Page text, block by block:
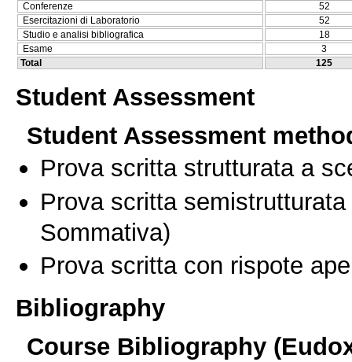
Conferenze
52
Esercitazioni di Laboratorio
52
Studio e analisi bibliografica
18
Esame
3
Total
125
Student Assessment
Student Assessment
Prova scritta strutturata a
Prova scritta
Sommativa)
Prova scritta con rispote
Bibliography
Course Bibliography